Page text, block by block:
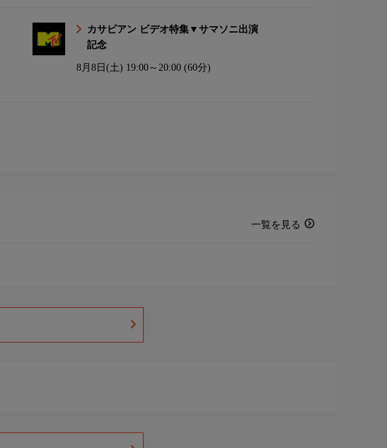
カサビアン ビデオ特集▼サマソニ出演
記念
8月8日(土) 19:00～20:00 (60分)
一覧を見る